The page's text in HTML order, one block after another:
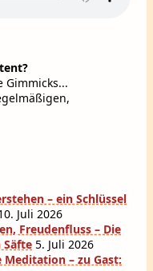
Gimmicks...
– ein Schlüssel
Juli 2026
Freudenfluss – Die
5. Juli 2026
Meditation – zu Gast: